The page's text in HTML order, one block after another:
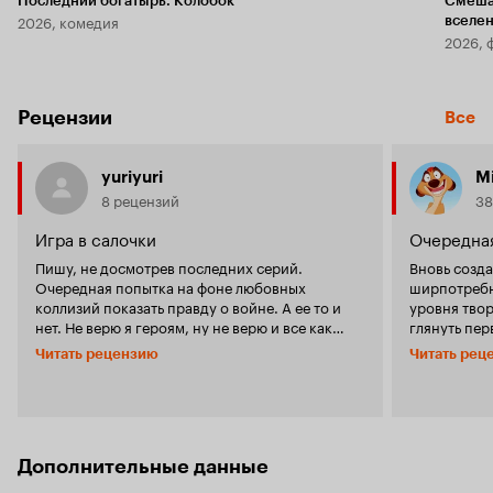
2026, комедия
2026,
Рецензии Все
yuriyuri
8 рецензий
Игра в салочки
Пишу, не досмотрев последних серий.
Очередная попытка на фоне любовных
коллизий показать правду о войне. А ее то и
нет. Не верю я героям, ну не верю и все как
некогда говорила героиня Алисы Фрейндлих.
Ну разве кроме персонажа Ю. Назарова,
Толстоганова сыграла снайпера на войне. Вот
ей я верил, когда она часами неподвижно
Читать рецензию
Вновь
уровня
глянуть
одна из
Читать
Дополнительные данные